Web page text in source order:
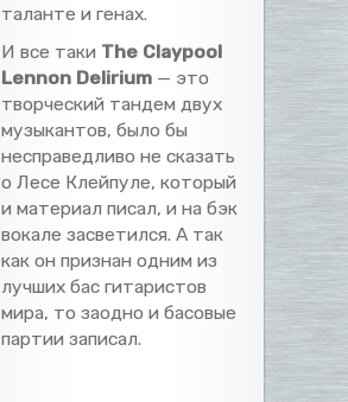
таланте и генах.
И все таки The Claypool
Lennon Delirium — это
творческий тандем двух
музыкантов, было бы
несправедливо не сказать
о Лесе Клейпуле, который
и материал писал, и на бэк
вокале засветился. А так
как он признан одним из
лучших бас гитаристов
мира, то заодно и басовые
партии записал.